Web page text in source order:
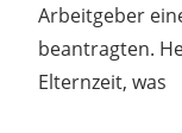
Arbeitgeber
beantragten.
Elternzeit, was